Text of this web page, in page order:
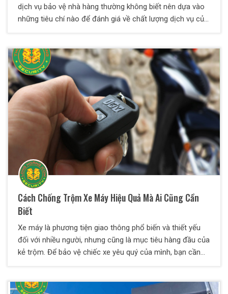
dịch vụ bảo vệ nhà hàng thường không biết nên dựa vào
những tiêu chí nào để đánh giá về chất lượng dịch vụ của
Cách Chống Trộm Xe Máy Hiệu Quả Mà Ai Cũng Cần
Biết
Xe máy là phương tiện giao thông phổ biến và thiết yếu
đối với nhiều người, nhưng cũng là mục tiêu hàng đầu của
kẻ trộm. Để bảo vệ chiếc xe yêu quý của mình, bạn cần
máy.